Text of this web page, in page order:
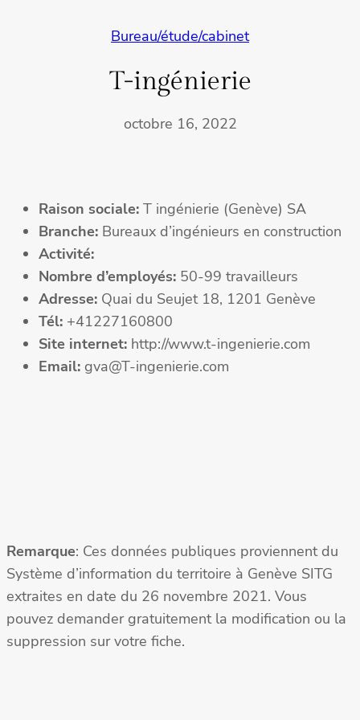
Bureau/étude/cabinet
T-ingénierie
octobre 16, 2022
Raison sociale: T ingénierie (Genève) SA
Branche: Bureaux d’ingénieurs en construction
Activité:
Nombre d’employés: 50-99 travailleurs
Adresse: Quai du Seujet 18, 1201 Genève
Tél: +41227160800
Site internet: http://www.t-ingenierie.com
Email: gva@T-ingenierie.com
Remarque: Ces données publiques proviennent du
Système d’information du territoire à Genève SITG
extraites en date du 26 novembre 2021. Vous
pouvez demander gratuitement la modification ou la
suppression sur votre fiche.